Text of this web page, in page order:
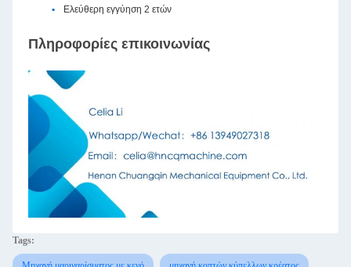
Ελεύθερη εγγύηση 2 ετών
Πληροφορίες επικοινωνίας
Tags: